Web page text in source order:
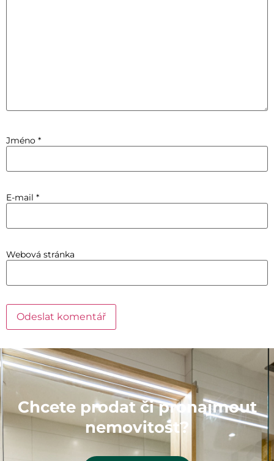
Jméno *
E-mail *
Webová stránka
Chcete prodat či pronajmout
nemovitost?